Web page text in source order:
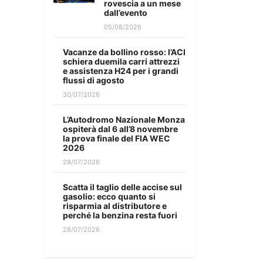
rovescia a un mese
dall’evento
05/08/2026
Vacanze da bollino rosso: l’ACI
schiera duemila carri attrezzi
e assistenza H24 per i grandi
flussi di agosto
30/07/2026
L’Autodromo Nazionale Monza
ospiterà dal 6 all’8 novembre
la prova finale del FIA WEC
2026
29/07/2026
Scatta il taglio delle accise sul
gasolio: ecco quanto si
risparmia al distributore e
perché la benzina resta fuori
28/07/2026